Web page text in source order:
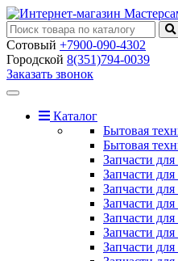
Сотовый +7900-090-4302
Городской 8(351)794-0039
Заказать звонок
Toggle
navigationКаталог
Бытовая
Бытовая
Запчасти
Запчасти
Запчасти
Запчасти
Запчасти для
Запчасти
Запчасти